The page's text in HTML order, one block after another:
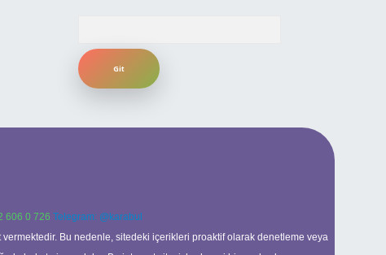
606 0 726 Telegram: @karabul
vermektedir. Bu nedenle, sitedeki içerikleri proaktif olarak denetleme veya